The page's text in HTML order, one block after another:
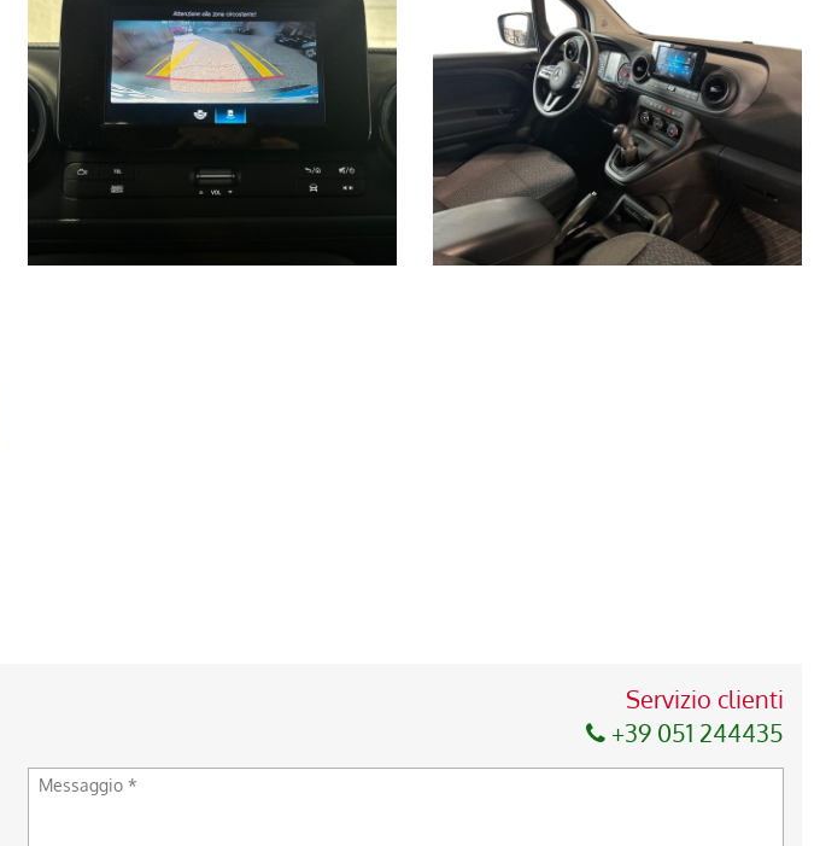
Servizio clienti
+39 051 244435